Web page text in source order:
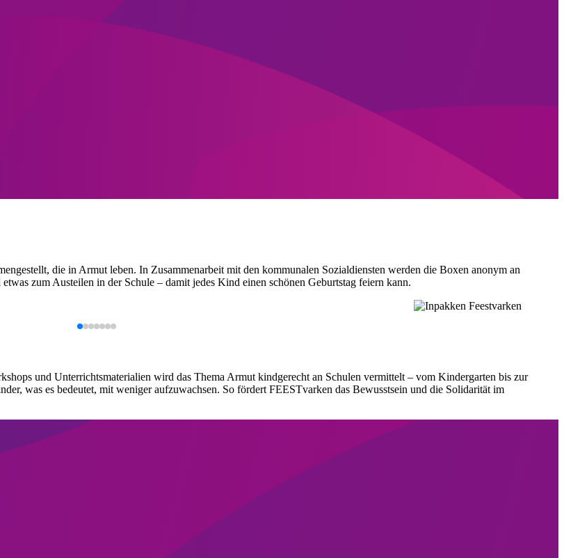
die in Armut leben. In Zusammenarbeit mit den kommunalen Sozialdiensten werden die Boxen anonym an
zum Austeilen in der Schule – damit jedes Kind einen schönen Geburtstag feiern kann.
und Unterrichtsmaterialien wird das Thema Armut kindgerecht an Schulen vermittelt – vom Kindergarten bis zur
was es bedeutet, mit weniger aufzuwachsen. So fördert FEESTvarken das Bewusstsein und die Solidarität im